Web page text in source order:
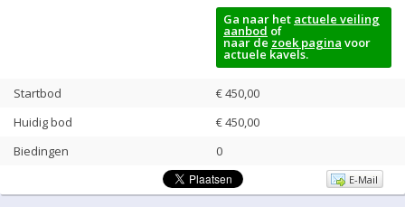
Ga naar het actuele veiling
aanbod of
naar de zoek pagina voor
actuele kavels.
Startbod
€ 450,00
Huidig bod
€450,00
Biedingen
0
E-Mail